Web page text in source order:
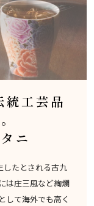
統工芸品
ニ
したとされる古九
は庄三風など絢爛
して海外でも高く